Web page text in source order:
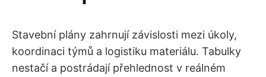
Stavební plány zahrnují závislosti mezi úkoly,
koordinaci týmů a logistiku materiálu. Tabulky
nestačí a postrádají přehlednost v reálném